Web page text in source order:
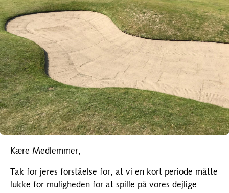
Kære Medlemmer,
Tak for jeres forståelse for, at vi en kort periode måtte
lukke for muligheden for at spille på vores dejlige